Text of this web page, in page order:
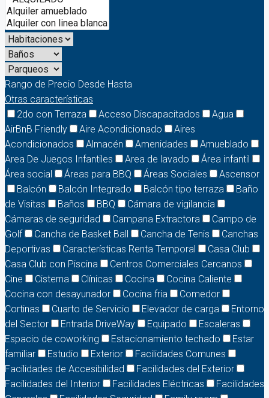
Rango de Precio Desde Hasta
Otras características
2do con Terraza
Acceso Discapacitados
Agua
AirBnB Friendly
Aire Acondicionado
Aires
Acondicionados
Almacén Amenidades
Amueblado
Area De Juegos Infantiles
Area de lavado
Área infantil
Área social
Áreas para BBQ Áreas Sociales
Ascensor
Balcón
Balcón Integrado Balcón tipo terraza
Baño
de Visitas
Baños BBQ
Cámara de vigilancia
Cámaras de seguridad
Campana Extractora
Campo de
Golf
Cancha de Basket Ball Cancha de Tenis
Canchas
Deportivas
Características Renta Temporal
Casa Club
Casa Club con Piscina
Centros Comerciales Cercanos
Cine
Cisterna Clínicas Cocina
Cocina Caliente
Cocina con desayunador
Cocina fria
Comedor
Cortinas
Cuarto de Servicio Elevador de carga
Entorno
del Sector
Entrada DriveWay Equipado
Escaleras
Espacio de coworking
Estacionamiento techado
Estar
familiar
Estudio Exterior
Facilidades Comunes
Facilidades de Accesibilidad
Facilidades del Exterior
Facilidades del Interior
Facilidades Eléctricas
Facilidades